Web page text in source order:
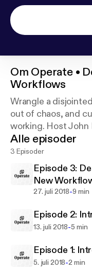
Om Operate •
Workflows
Wrangle a
out of chaos, and
working. Host John
DesignOps tips for
teams alike.
m/operate/support
Alle episoder
3 Episoder
Episode 3:
New
27. juli 2018-9 min
Episode 2:
13. juli 2018-5 min
Episode 1:
5. juli 2018-2 min